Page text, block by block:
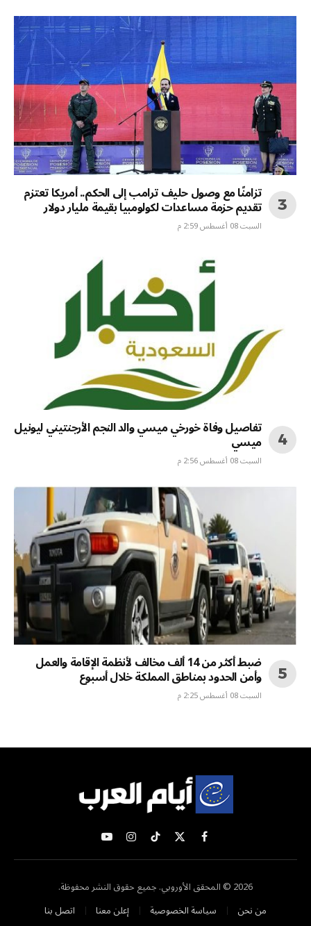
تزامنًا مع وصول حليف ترامب إلى الحكم.. أمريكا تعتزم
تقديم حزمة مساعدات لكولومبيا بقيمة مليار دولار
السبت 08 أغسطس 2:59 م
تفاصيل وفاة خورخي ميسي والد النجم الأرجنتيني ليونيل
ميسي
السبت 08 أغسطس 2:56 م
ضبط أكثر من 14 ألف مخالف لأنظمة الإقامة والعمل
وأمن الحدود بمناطق المملكة خلال أسبوع
السبت 08 أغسطس 2:25 م
فيسبوك
X
(Twitter)
تيكتوكالانستغراميوتيوب
2026 © المحقق الأوروبي. جميع حقوق النشر محفوظة.
من نحن
سياسة الخصوصية إعلن معنا اتصل بنا